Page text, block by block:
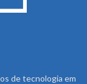
de tecnologia em